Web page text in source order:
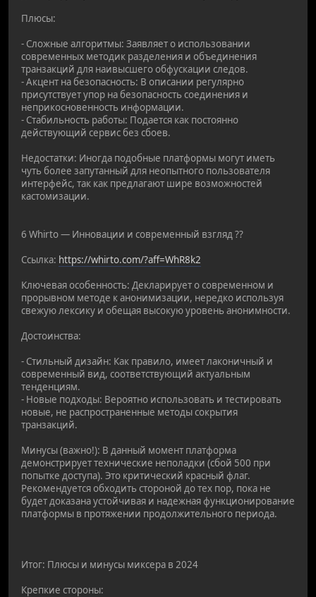
Плюсы:
- Сложные алгоритмы: Заявляет о использовании
современных методик разделения и объединения
транзакций для наивысшего обфускации следов.
- Акцент на безопасность: В описании регулярно
присутствует упор на безопасность соединения и
неприкосновенность информации.
- Стабильность работы: Подается как постоянно
действующий сервис без сбоев.
Недостатки: Иногда подобные платформы могут иметь
чуть более запутанный для неопытного пользователя
интерфейс, так как предлагают шире возможностей
кастомизации.
6 Whirto — Инновации и современный взгляд ??
Ссылка: https://whirto.com/?aff=WhR8k2
Ключевая особенность: Декларирует о современном и
прорывном методе к анонимизации, нередко используя
свежую лексику и обещая высокую уровень анонимности.
Достоинства:
- Стильный дизайн: Как правило, имеет лаконичный и
современный вид, соответствующий актуальным
тенденциям.
- Новые подходы: Вероятно использовать и тестировать
новые, не распространенные методы сокрытия
транзакций.
Минусы (важно!): В данный момент платформа
демонстрирует технические неполадки (сбой 500 при
попытке доступа). Это критический красный флаг.
Рекомендуется обходить стороной до тех пор, пока не
будет доказана устойчивая и надежная функционирование
платформы в протяжении продолжительного периода.
Итог: Плюсы и минусы миксера в 2024
Крепкие стороны: